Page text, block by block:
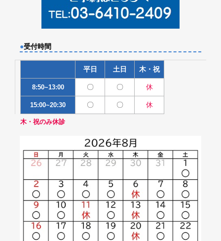
●受付時間
平日 土日 木・祝
8:50~13:00 〇 〇 休
15:00~20:30 〇 〇 休
木・祝のみ休診